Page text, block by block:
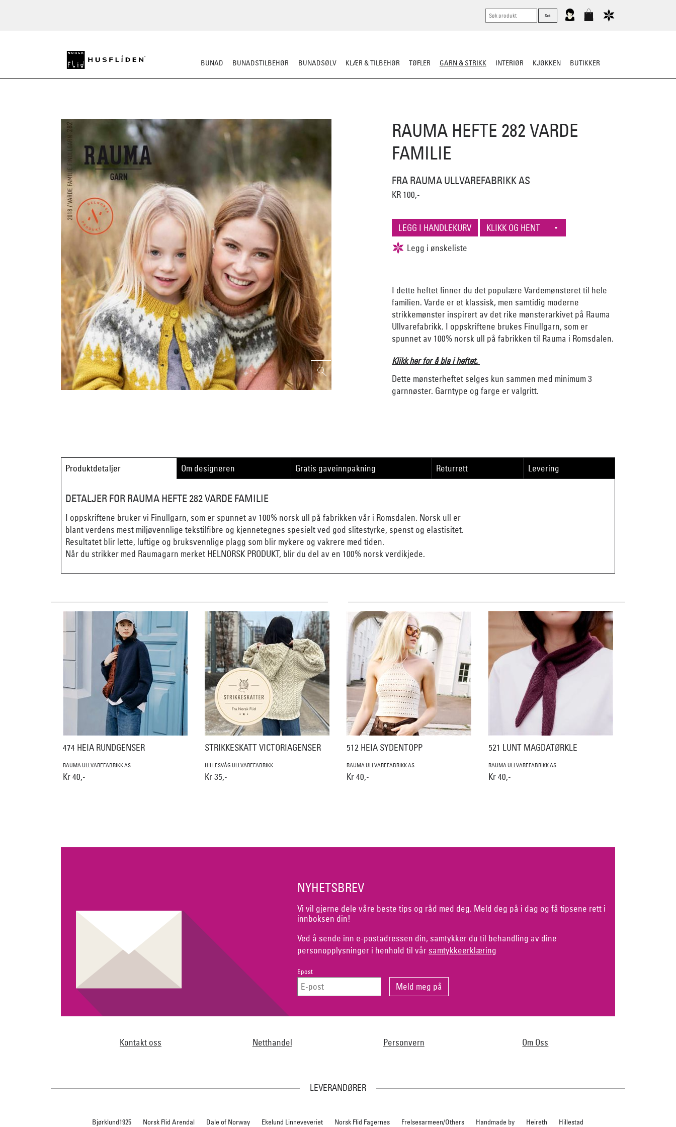
BUNAD BUNADSTILBEHØR BUNADSØLV KLÆR & TILBEHØR TØFLER GARN & STRIKK INTERIØR KJØKKEN BUTIKKER
RAUMA HEFTE 282 VARDE
FAMILIE
FRA RAUMA ULLVAREFABRIKK AS
KR 100,-
I dette heftet finner du det populære Vardemønsteret til hele
familien. Varde er et klassisk, men samtidig moderne
strikkemønster inspirert av det rike mønsterarkivet på Rauma
Ullvarefabrikk. I oppskriftene brukes Finullgarn, som er
spunnet av 100% norsk ull på fabrikken til Rauma i Romsdalen.
Klikk her for å bla i heftet.
Dette mønsterheftet selges kun sammen med minimum 3
garnnøster. Garntype og farge er valgritt.
Produktdetaljer Om designeren Gratis gaveinnpakning Returrett Levering
DETALJER FOR RAUMA HEFTE 282 VARDE FAMILIE
I oppskriftene bruker vi Finullgarn, som er spunnet av 100% norsk ull på fabrikken vår i Romsdalen. Norsk ull er
blant verdens mest miljøvennlige tekstilfibre og kjennetegnes spesielt ved god slitestyrke, spenst og elastisitet.
Resultatet blir lette, luftige og bruksvennlige plagg som blir mykere og vakrere med tiden.
Når du strikker med Raumagarn merket HELNORSK PRODUKT, blir du del av en 100% norsk verdikjede.
474 HEIA RUNDGENSER
RAUMA ULLVAREFABRIKK AS
Kr 40,-
STRIKKESKATT VICTORIAGENSER
HILLESVÅG ULLVAREFABRIKK
Kr 35,-
512 HEIA SYDENTOPP
RAUMA ULLVAREFABRIKK AS
Kr 40,-
521 LUNT MAGDATØRKLE
RAUMA ULLVAREFABRIKK AS
Kr 40,-
NYHETSBREV
Vi vil gjerne dele våre beste tips og råd med deg. Meld deg på i dag og få tipsene rett i
innboksen din!
Ved å sende inn e-postadressen din, samtykker du til behandling av dine
personopplysninger i henhold til vår samtykkeerklæring
Epost
Kontakt oss Netthandel Personvern Om Oss
LEVERANDØRER
Bjørklund1925 Norsk Flid Arendal Dale of Norway Ekelund Linneveveriet Norsk Flid Fagernes Frelsesarmeen/Others Handmade by Heireth Hillestad